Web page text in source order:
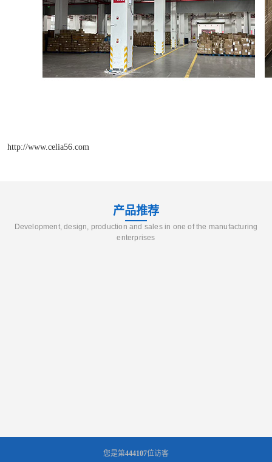
http://www.celia56.com
产品推荐
Development, design, production and sales in one of the manufacturing
enterprises
您是第444107位访客